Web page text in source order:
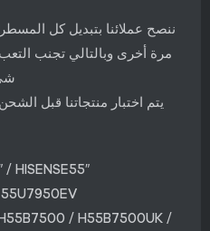
ننصح عملائنا بتبديل كل
مرة أخرى وبالتالي تجنب
يتم اختبار منتجاتنا قبل
HISENSE55″
/ H55B7500UK /